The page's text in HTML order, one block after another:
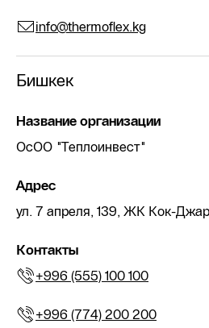
info@thermoflex.kg
Бишкек
Название организации
ОсОО "Теплоинвест"
Адрес
ул. 7 апреля, 139, ЖК Кок-
Контакты
+996 (555) 100 100
+996 (774) 200 200